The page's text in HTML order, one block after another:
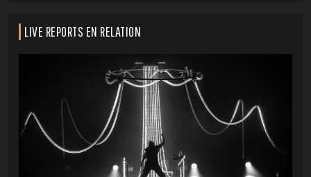
LIVE REPORTS EN RELATION